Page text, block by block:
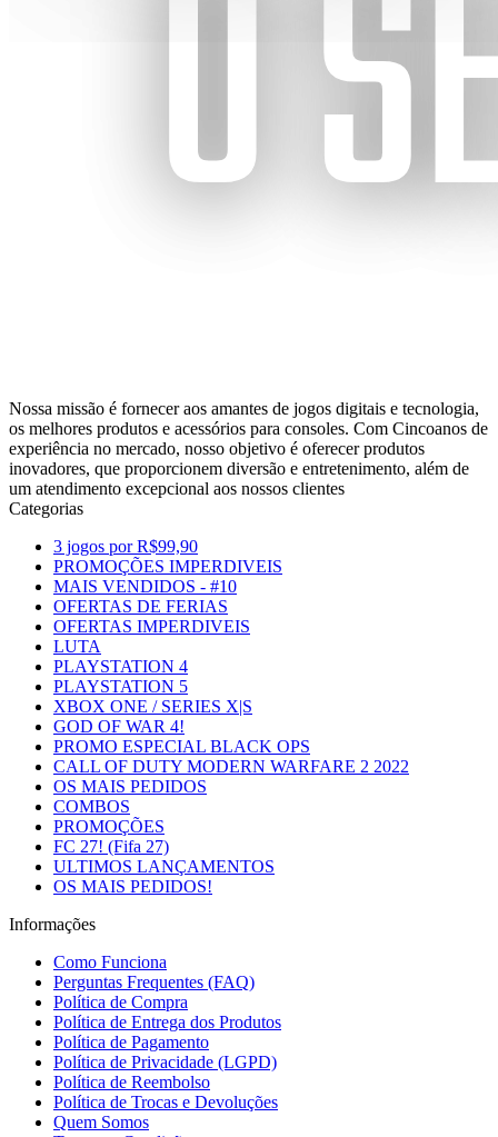
Nossa missão é fornecer aos amantes de jogos digitais e tecnologia,
os melhores produtos e acessórios para consoles. Com Cincoanos de
experiência no mercado, nosso objetivo é oferecer produtos
inovadores, que proporcionem diversão e entretenimento, além de
um atendimento excepcional aos nossos clientes
Categorias
3 jogos por R$99,90
PROMOÇÕES IMPERDIVEIS
MAIS VENDIDOS - #10
OFERTAS DE FERIAS
OFERTAS IMPERDIVEIS
LUTA
PLAYSTATION 4
PLAYSTATION 5
XBOX ONE / SERIES X|S
GOD OF WAR 4!
PROMO ESPECIAL BLACK OPS
CALL OF DUTY MODERN WARFARE 2 2022
OS MAIS PEDIDOS
COMBOS
PROMOÇÕES
FC 27! (Fifa 27)
ULTIMOS LANÇAMENTOS
OS MAIS PEDIDOS!
Informações
Como Funciona
Perguntas Frequentes (FAQ)
Política de Compra
Política de Entrega dos Produtos
Política de Pagamento
Política de Privacidade (LGPD)
Política de Reembolso
Política de Trocas e Devoluções
Quem Somos